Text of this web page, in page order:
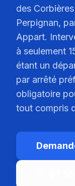
des
Perpignan,
Appart.
à seulement
étant un
par arrêté
obligatoire
tout compris